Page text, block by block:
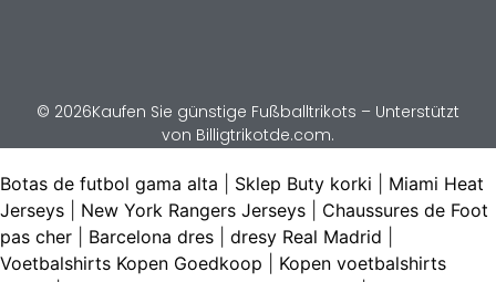
© 2026Kaufen Sie günstige Fußballtrikots – Unterstützt
von Billigtrikotde.com.
Botas de futbol gama alta Sklep Buty korki
Miami Heat
Jerseys
New York Rangers Jerseys
Chaussures de Foot
pas cher
Barcelona dres dresy Real Madrid
Voetbalshirts Kopen Goedkoop
Kopen voetbalshirts